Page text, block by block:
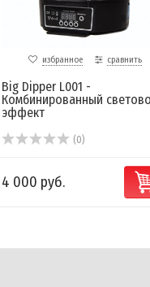
избранное сравнить
Big Dipper L001 -
Комбинированный
эффект
(0)
4 000 руб.